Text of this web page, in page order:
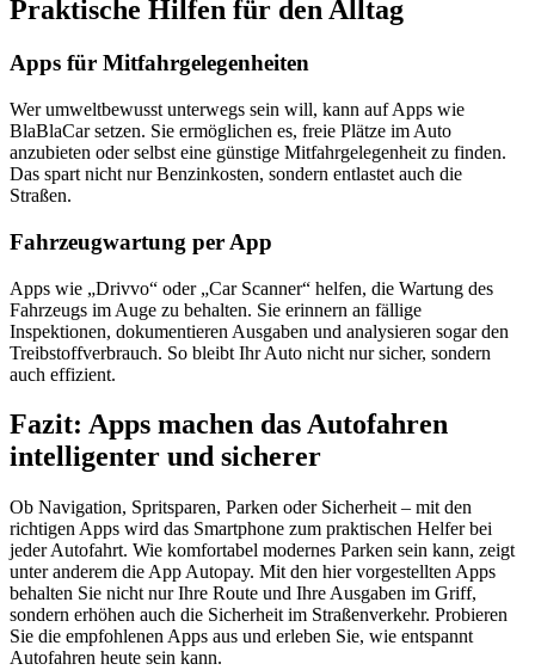
Praktische Hilfen für den Alltag
Apps für Mitfahrgelegenheiten
Wer umweltbewusst unterwegs sein will, kann auf Apps wie
BlaBlaCar setzen. Sie ermöglichen es, freie Plätze im Auto
anzubieten oder selbst eine günstige Mitfahrgelegenheit zu finden.
Das spart nicht nur Benzinkosten, sondern entlastet auch die
Straßen.
Fahrzeugwartung per App
Apps wie „Drivvo“ oder „Car Scanner“ helfen, die Wartung des
Fahrzeugs im Auge zu behalten. Sie erinnern an fällige
Inspektionen, dokumentieren Ausgaben und analysieren sogar den
Treibstoffverbrauch. So bleibt Ihr Auto nicht nur sicher, sondern
auch effizient.
Fazit: Apps machen das Autofahren
intelligenter und sicherer
Ob Navigation, Spritsparen, Parken oder Sicherheit – mit den
richtigen Apps wird das Smartphone zum praktischen Helfer bei
jeder Autofahrt. Wie komfortabel modernes Parken sein kann, zeigt
unter anderem die App Autopay. Mit den hier vorgestellten Apps
behalten Sie nicht nur Ihre Route und Ihre Ausgaben im Griff,
sondern erhöhen auch die Sicherheit im Straßenverkehr. Probieren
Sie die empfohlenen Apps aus und erleben Sie, wie entspannt
Autofahren heute sein kann.